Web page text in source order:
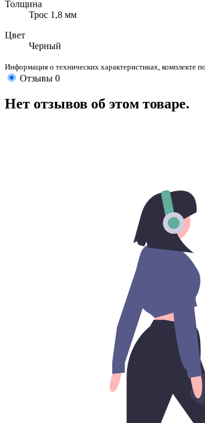
Толщина
Трос 1,8 мм
Цвет
Черный
Информация о технических характеристиках, комплекте
Отзывы 0
Нет отзывов об этом товаре.